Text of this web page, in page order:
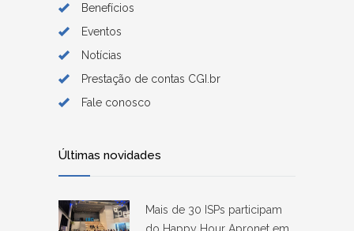
Benefícios
Eventos
Notícias
Prestação de contas CGI.br
Fale conosco
Últimas novidades
Mais de 30 ISPs participam
do Happy Hour Apronet em